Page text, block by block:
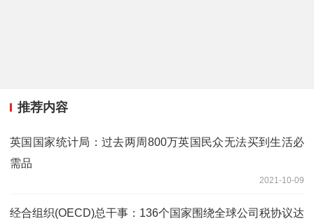
推荐内容
英国国家统计局：过去两周800万英国民众无法买到生活必
需品
2021-10-09
经合组织(OECD)总干事：136个国家围绕全球公司税协议达